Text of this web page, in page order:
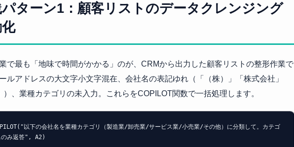
ターン1：顧客リストのデータクレンジング
で最も「地味で時間がかかる」のが、CRMから出力した顧客リストの整形作業で
ルアドレスの大文字小文字混在、会社名の表記ゆれ（「（株）」「株式会社」
）、業種カテゴリの未入力。これらをCOPILOT関数で一括処理します。
以下の会社名を業種カテゴリ（製造業/卸売業/サービス業/小売業/その他）に分類して。カテゴ
のみ返答", A2)